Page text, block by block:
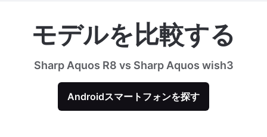
モデルを比較する
Sharp Aquos R8 vs Sharp Aquos wish3
Androidスマートフォンを探す